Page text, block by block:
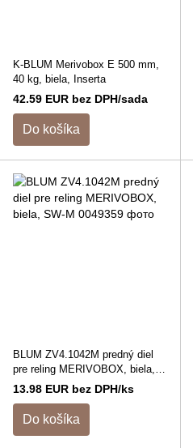
K-BLUM Merivobox E 500 mm,
40 kg, biela, Inserta
42.59 EUR bez DPH/sada
Do košíka
BLUM ZV4.1042M predný diel
pre reling MERIVOBOX, biela,
SW-M
13.98 EUR bez DPH/ks
Do košíka